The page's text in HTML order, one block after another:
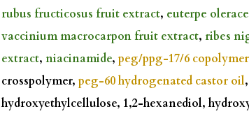
rubus fructicosus fruit extract, euterpe
vaccinium macrocarpon fruit extract, ribes
extract, niacinamide, peg/ppg-17/6 copolymer
crosspolymer, peg-60 hydrogenated castor oil
hydroxyethylcellulose, 1,2-hexanediol,